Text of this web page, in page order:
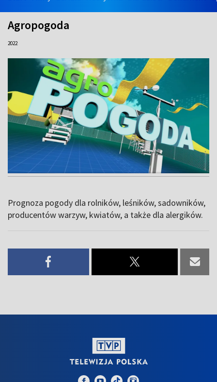
Agropogoda
2022
Prognoza pogody dla rolników, leśników, sadowników,
producentów warzyw, kwiatów, a także dla alergików.